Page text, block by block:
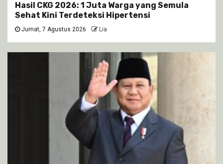
Hasil CKG 2026: 1 Juta Warga yang Semula
Sehat Kini Terdeteksi Hipertensi
Jumat, 7 Agustus 2026 Lia